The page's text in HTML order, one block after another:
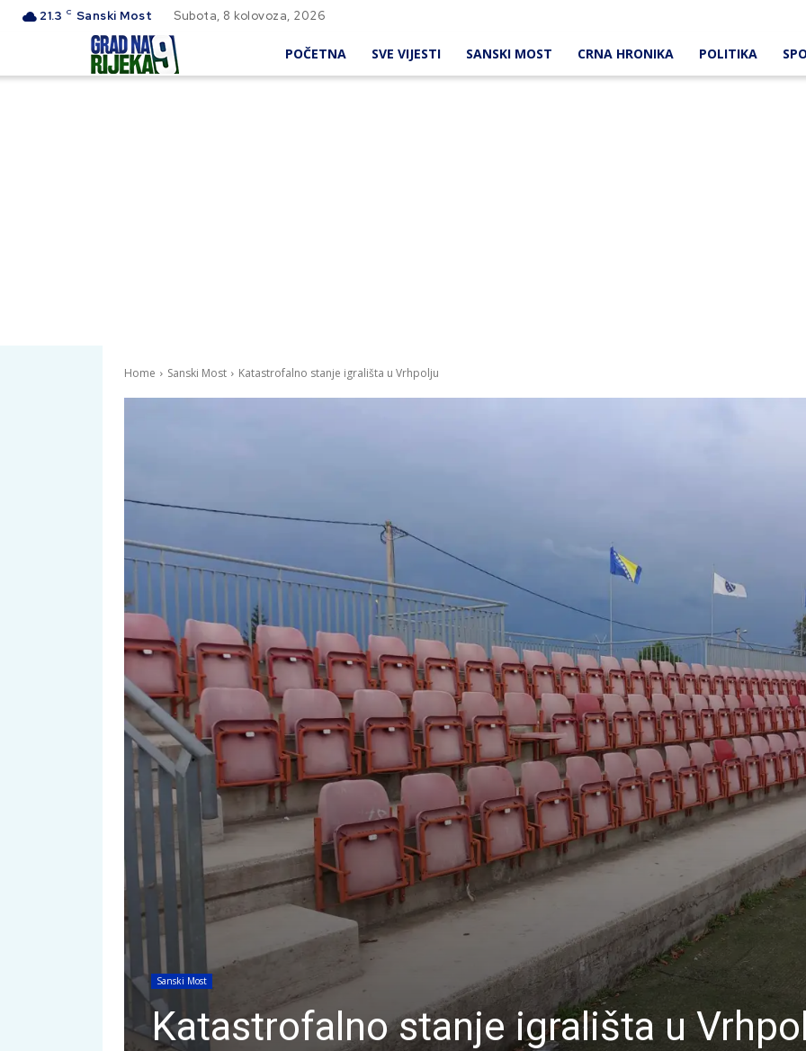
21.3 C Sanski Most Subota, 8 kolovoza, 2026
POČETNA SVE VIJESTI SANSKI MOST CRNA HRONIKA POLITIKA
Home Sanski Most Katastrofalno stanje igrališta u Vrhpolju
Sanski Most
Katastrofalno stanje igrališta u